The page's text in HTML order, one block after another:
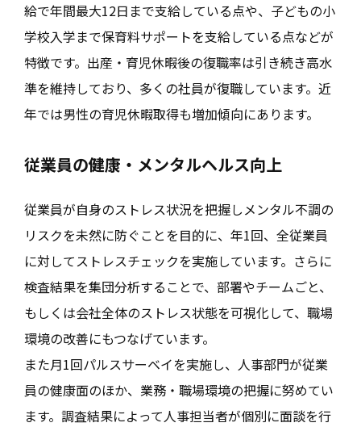
給で年間最大12日まで支給している点や、子どもの小
学校入学まで保育料サポートを支給している点などが
特徴です。出産・育児休暇後の復職率は引き続き高水
準を維持しており、多くの社員が復職しています。近
年では男性の育児休暇取得も増加傾向にあります。
従業員の健康・メンタルヘルス向上
従業員が自身のストレス状況を把握しメンタル不調の
リスクを未然に防ぐことを目的に、年1回、全従業員
に対してストレスチェックを実施しています。さらに
検査結果を集団分析することで、部署やチームごと、
もしくは会社全体のストレス状態を可視化して、職場
環境の改善にもつなげています。
また月1回パルスサーベイを実施し、人事部門が従業
員の健康面のほか、業務・職場環境の把握に努めてい
ます。調査結果によって人事担当者が個別に面談を行